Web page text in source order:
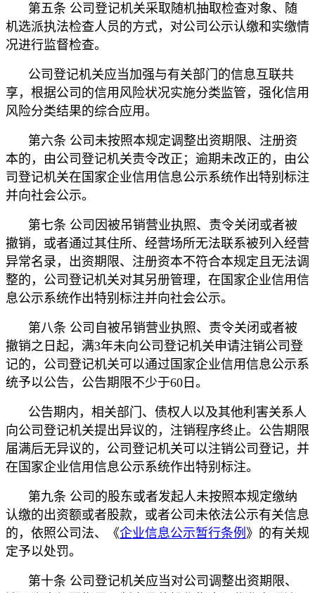
第五条 公司登记机关采取随机抽取检查对象、随
机选派执法检查人员的方式，对公司公示认缴和实缴情
况进行监督检查。
公司登记机关应当加强与有关部门的信息互联共
享，根据公司的信用风险状况实施分类监管，强化信用
风险分类结果的综合应用。
第六条 公司未按照本规定调整出资期限、注册资
本的，由公司登记机关责令改正；逾期未改正的，由公
司登记机关在国家企业信用信息公示系统作出特别标注
并向社会公示。
第七条 公司因被吊销营业执照、责令关闭或者被
撤销，或者通过其住所、经营场所无法联系被列入经营
异常名录，出资期限、注册资本不符合本规定且无法调
整的，公司登记机关对其另册管理，在国家企业信用信
息公示系统作出特别标注并向社会公示。
第八条 公司自被吊销营业执照、责令关闭或者被
撤销之日起，满3年未向公司登记机关申请注销公司登
记的，公司登记机关可以通过国家企业信用信息公示系
统予以公告，公告期限不少于60日。
公告期内，相关部门、债权人以及其他利害关系人
向公司登记机关提出异议的，注销程序终止。公告期限
届满后无异议的，公司登记机关可以注销公司登记，并
在国家企业信用信息公示系统作出特别标注。
第九条 公司的股东或者发起人未按照本规定缴纳
认缴的出资额或者股款，或者公司未依法公示有关信息
的，依照公司法、《企业信息公示暂行条例 》的有关规
定予以处罚。
第十条 公司登记机关应当对公司调整出资期限、